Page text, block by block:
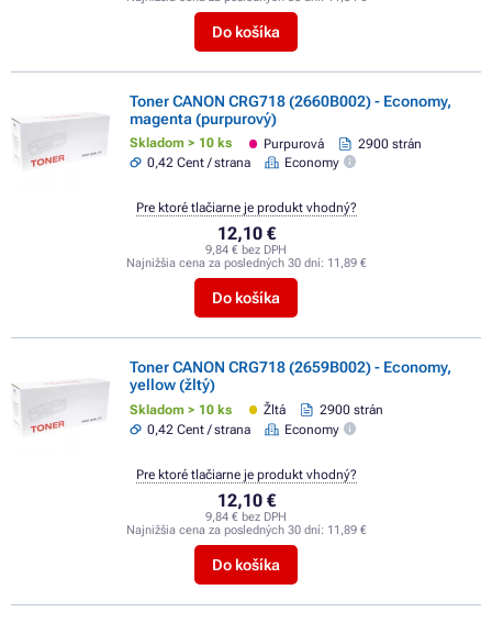
Do košíka
Toner CANON CRG718 (2660B002) - Economy,
magenta (purpurový)
Skladom > 10 ks Purpurová
2900 strán
0,42 Cent / strana
Economy
12,10 €
9,84 € bez DPH
Najnižšia cena za posledných 30 dní: 11,89 €
Do košíka
Pre ktoré tlačiarne je produkt vhodný?
Toner CANON CRG718 (2659B002) - Economy,
yellow (žltý)
Skladom > 10 ks Žltá
2900 strán
0,42 Cent / strana
Economy
12,10 €
9,84 € bez DPH
Najnižšia cena za posledných 30 dní: 11,89 €
Do košíka
Pre ktoré tlačiarne je produkt vhodný?